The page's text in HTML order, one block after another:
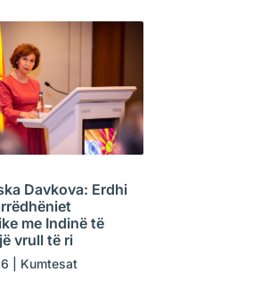
Davkova: Erdhi
me Indinë të
vrull të ri
Kumtesat